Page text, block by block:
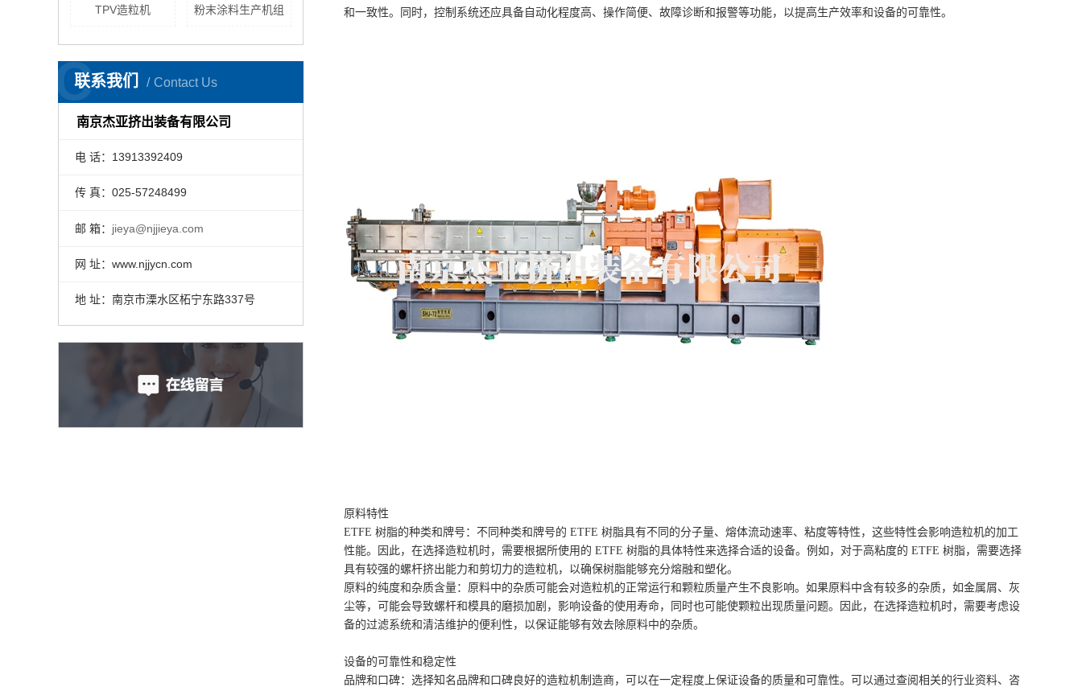
TPV造粒机 粉末涂料生产机组
联系我们 Contact Us
C
南京杰亚挤出装备有限公司
电 话：13913392409
传 真：025-57248499
邮 箱： jieya@njjieya.com
网 址：www.njjycn.com
地 址：南京市溧水区柘宁东路337号
和一致性。同时，控制系统还应具备自动化程度高、操作简便、故障诊断和报警等功能，以提高生产效率和设备的可靠性。
原料特性
ETFE 树脂的种类和牌号：不同种类和牌号的 ETFE 树脂具有不同的分子量、熔体流动速率、粘度等特性，这些特性会影响造粒机的加工
性能。因此，在选择造粒机时，需要根据所使用的 ETFE 树脂的具体特性来选择合适的设备。例如，对于高粘度的 ETFE 树脂，需要选择
具有较强的螺杆挤出能力和剪切力的造粒机，以确保树脂能够充分熔融和塑化。
原料的纯度和杂质含量：原料中的杂质可能会对造粒机的正常运行和颗粒质量产生不良影响。如果原料中含有较多的杂质，如金属屑、灰
尘等，可能会导致螺杆和模具的磨损加剧，影响设备的使用寿命，同时也可能使颗粒出现质量问题。因此，在选择造粒机时，需要考虑设
备的过滤系统和清洁维护的便利性，以保证能够有效去除原料中的杂质。
设备的可靠性和稳定性
品牌和口碑：选择知名品牌和口碑良好的造粒机制造商，可以在一定程度上保证设备的质量和可靠性。可以通过查阅相关的行业资料、咨